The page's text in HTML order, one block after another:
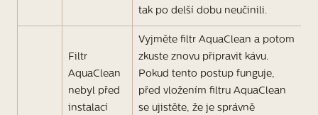
tak po delší dobu neučinili.
Filtr
AquaClean
nebyl před
instalací
Vyjměte filtr AquaClean a potom
zkuste znovu připravit kávu.
Pokud tento postup funguje,
před vložením filtru AquaClean
se ujistěte, že je správně